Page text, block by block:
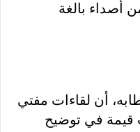
أصداء بالغة
أن لقاءات مفتي
قيمة في توضيح